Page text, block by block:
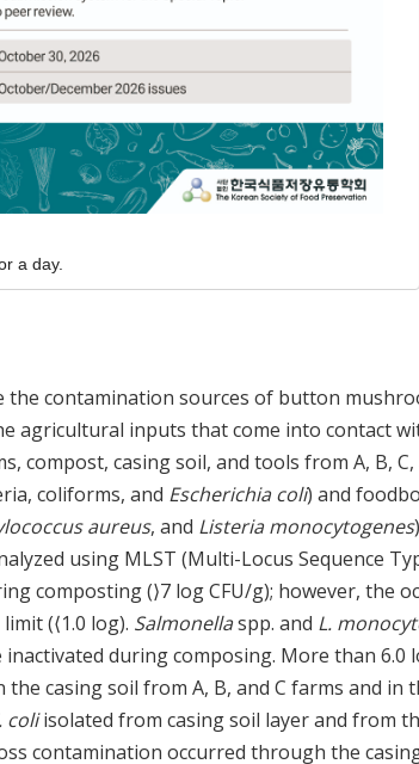
수확 후 단계까지 미생물의 오염 경로를 파악하기
점을 수집하여 위생지표세균와 병원성미생물을 조
하였다. 그 결과, 배지 퇴비화 과정을 거친 후에도
한 반면, coliform과
는 퇴비화 및 살균
지지하기 위하여 배지 위에 첨가하는 흙이나 이끼
과하였다. 또한, 수확 및 포장단계에서는 세 농가
분리된 68 균주의E. coli의 MLST 분석 결과, 수확
가 동일한 것으로 나타나, 양송이버섯의 미
안전성을 향상시키기 위해서는 복토 살균과 개인
the contamination sources of button
agricultural inputs that come into contact
compost, casing soil, and tools from A, B,
coliforms, and Escherichia coli) and
aureus, and Listeria monocytogenes
using MLST (Multi-Locus Sequence
composting (⟩7 log CFU/g); however, the
(⟨1.0 log). Salmonellaspp. and L.
during composing. More than 6.0
casing soil from A, B, and C farms and in
coliisolated from casing soil layer and from
contamination occurred through the
a day.